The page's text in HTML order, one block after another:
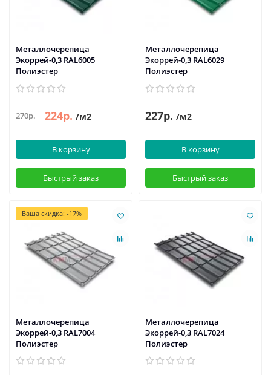
Металлочерепица
Экоррей-0,3 RAL6005
Полиэстер
270р. 224р. /м2
В корзину
Быстрый заказ
Металлочерепица
Экоррей-0,3 RAL6029
Полиэстер
227р. /м2
В корзину
Быстрый заказ
Ваша скидка: -17%
Металлочерепица
Экоррей-0,3 RAL7004
Полиэстер
Металлочерепица
Экоррей-0,3 RAL7024
Полиэстер